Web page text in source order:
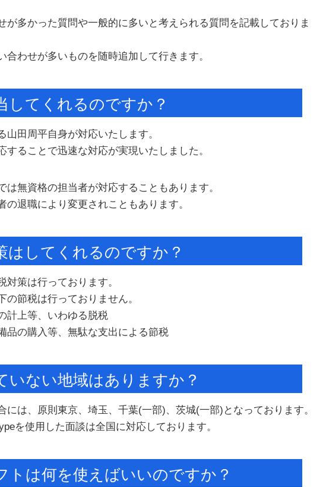
が多かった質問や一般的に多いと考えられる質問を記載しておりま
合わせが多いものを随時追加して行きます。
してくれるのですか？
山田周平自身が対応いたします。
することで迅速な対応が実現いたしました。
は無資格の担当者が対応することもあります。
の退職により変更されこともあります。
はしてくれるのですか？
対策は行っております。
の節税は行っておりません。
計上等、いわゆる脱税
品の購入等、無駄な支出による節税
いない地域はありますか？
には、原則東京、埼玉、千葉(一部)、茨城(一部)となっております。
を使用した面談は全国に対応しております。
トは何を使えばいいのですか？